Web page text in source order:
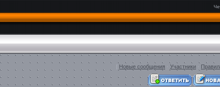
[ Новые сообщения Участники